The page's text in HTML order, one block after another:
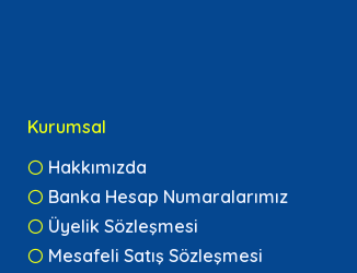
Kurumsal
Hakkımızda
Banka Hesap Numaralarımız
Üyelik Sözleşmesi
Mesafeli Satış Sözleşmesi